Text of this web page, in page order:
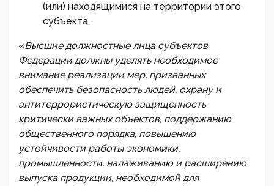
(или) находящимися на территории этого
субъекта.
«Высшие должностные лица субъектов
Федерации должны уделять необходимое
внимание реализации мер, призванных
обеспечить безопасность людей, охрану и
антитеррористическую защищенность
критически важных объектов, поддержанию
общественного порядка, повышению
устойчивости работы экономики,
промышленности, налаживанию и расширению
выпуска продукции, необходимой для